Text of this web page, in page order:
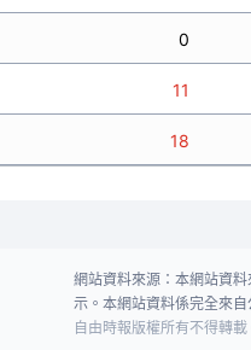
0
11
18
網站資料來源：本網站資
示。本網站資料係完全來
自由時報版權所有不得轉載